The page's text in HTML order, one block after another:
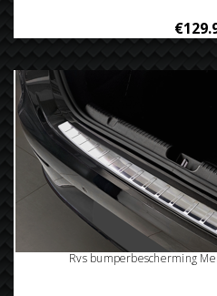
Rvs bumperbescherming